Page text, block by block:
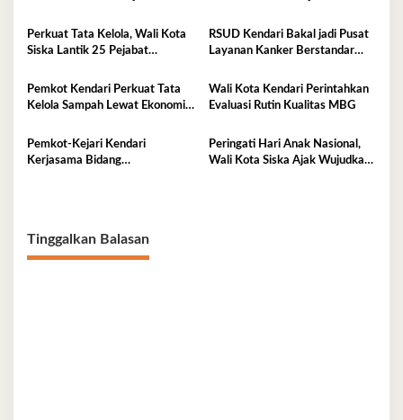
Perkuat Tata Kelola, Wali Kota
Siska Lantik 25 Pejabat
RSUD Kendari Bakal jadi Pusat
Layanan Kanker Berstandar
Pemkot Kendari Perkuat Tata
Kelola Sampah Lewat Ekonomi
Wali Kota Kendari Perintahkan
Evaluasi Rutin Kualitas MBG
Pemkot-Kejari Kendari
Kerjasama Bidang
Peringati Hari Anak Nasional,
Wali Kota Siska Ajak Wujudkan
Tinggalkan Balasan